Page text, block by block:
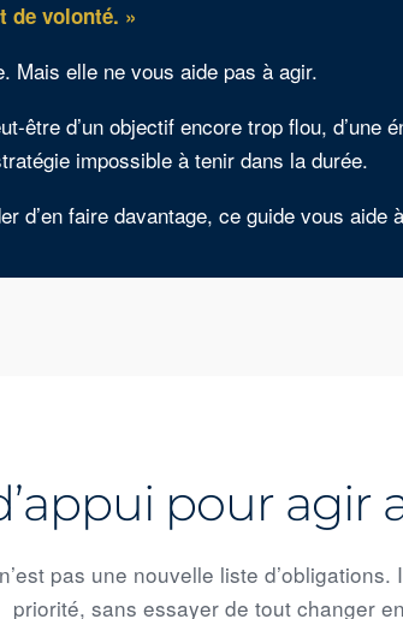
de volonté. »
Mais elle ne vous aide pas à agir.
être d’un objectif encore trop flou, d’une
impossible à tenir dans la durée.
d’en faire davantage, ce guide vous
pour
pas une nouvelle liste
priorité, sans essayer de tout changer